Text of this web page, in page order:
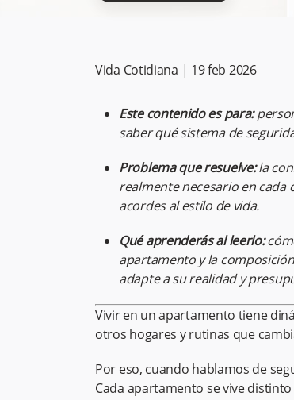
Vida Cotidiana | 19 feb 2026
Este contenido es para:
saber qué sistema de
Problema que resuelve:la
realmente necesario en cada
acordes al estilo de vida.
Qué aprenderás al leerlo:
apartamento y la
adapte a su realidad y
Vivir en un apartamento tiene
otros hogares y rutinas que
Por eso, cuando hablamos de
Cada apartamento se vive